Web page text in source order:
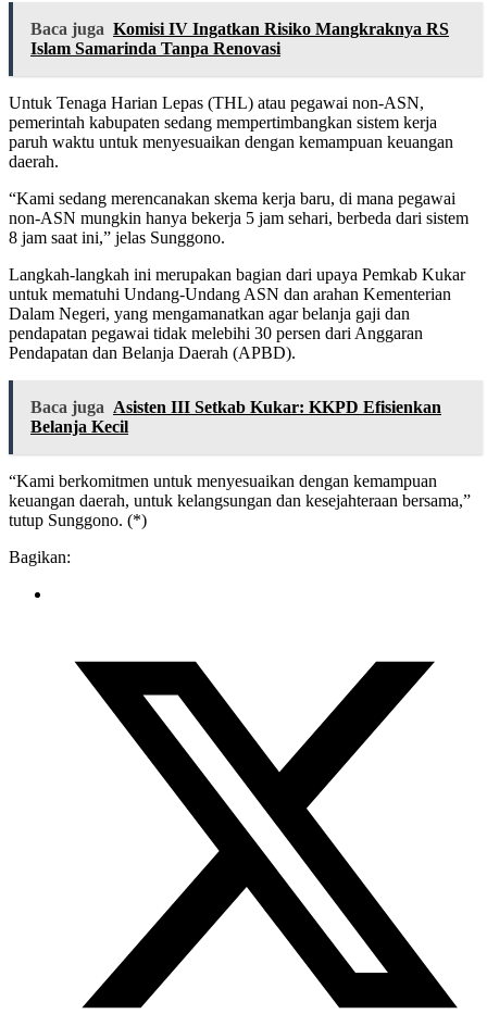
Baca juga Komisi IV Ingatkan Risiko Mangkraknya RS
Islam Samarinda Tanpa Renovasi
Untuk Tenaga Harian Lepas (THL) atau pegawai non-ASN,
pemerintah kabupaten sedang mempertimbangkan sistem kerja
paruh waktu untuk menyesuaikan dengan kemampuan keuangan
daerah.
“Kami sedang merencanakan skema kerja baru, di mana pegawai
non-ASN mungkin hanya bekerja 5 jam sehari, berbeda dari sistem
8 jam saat ini,” jelas Sunggono.
Langkah-langkah ini merupakan bagian dari upaya Pemkab Kukar
untuk mematuhi Undang-Undang ASN dan arahan Kementerian
Dalam Negeri, yang mengamanatkan agar belanja gaji dan
pendapatan pegawai tidak melebihi 30 persen dari Anggaran
Pendapatan dan Belanja Daerah (APBD).
Baca juga Asisten III Setkab Kukar: KKPD Efisienkan
Belanja Kecil
“Kami berkomitmen untuk menyesuaikan dengan kemampuan
keuangan daerah, untuk kelangsungan dan kesejahteraan bersama,”
tutup Sunggono. (*)
Bagikan: